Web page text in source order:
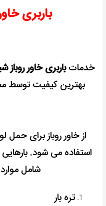
باربری
خدماتباربری خاور روباز
بهترین کیفیت توسط
از خاور روباز برای حمل
استفاده می شود.
شامل
تره بار